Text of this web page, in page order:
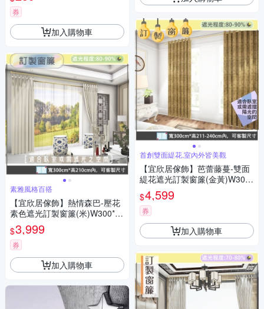
券
加入購物車
素雅風格百搭
【宜欣居傢飾】熱情森巴-壓花
素色遮光訂製窗簾(米)W300*H
210cm以內*2片/半腰/台灣製
$3,999
券
加入購物車
首創雙面緹花,室內外皆美觀
【宜欣居傢飾】芭蕾藤蔓-雙面
緹花遮光訂製窗簾(金黃)W300*
H211-240cm以內*2片/台灣製
$4,599
券
加入購物車